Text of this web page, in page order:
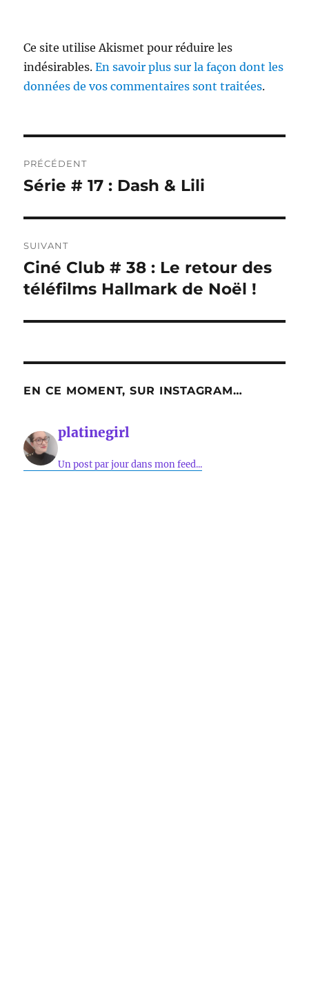
Ce site utilise Akismet pour réduire les
indésirables.En savoir plus sur la façon dont les
données de vos commentaires sont traitées.
de
PRÉCÉDENT
Publication
Série # 17 : Dash & Lili
SUIVANT
Publication
suivante :
Ciné Club # 38 : Le retour des
téléfilms Hallmark de Noël !
EN CE MOMENT, SUR INSTAGRAM…
platinegirl
Un post par jour dans mon feed...